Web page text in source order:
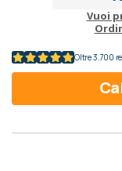
Vuoi
Oltre 3.700